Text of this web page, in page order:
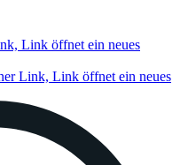
Link öffnet ein neues
Link, Link öffnet ein neues